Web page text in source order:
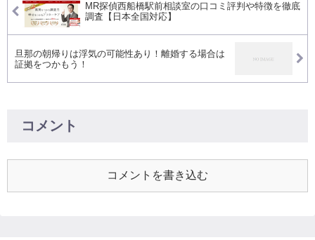
MR探偵西船橋駅前相談室の口コミ評判や特徴を徹底
調査【日本全国対応】
旦那の朝帰りは浮気の可能性あり！離婚する場合は
証拠をつかもう！
コメント
コメントを書き込む